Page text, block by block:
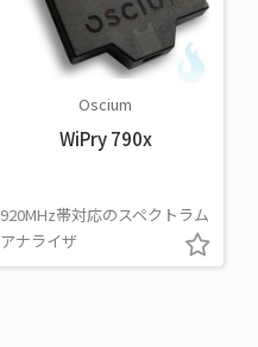
Oscium
WiPry 790x
920MHz帯対応のスペクトラム
アナライザ